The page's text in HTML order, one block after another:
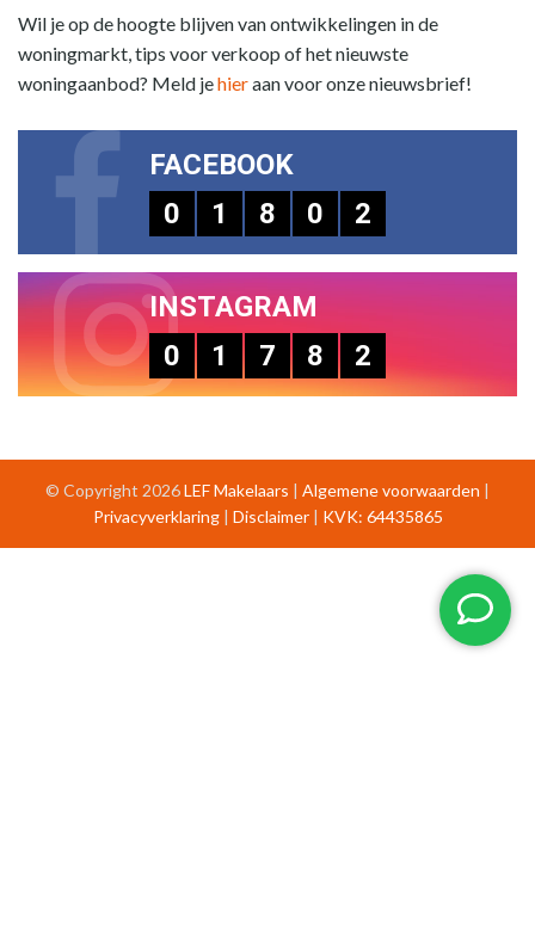
Wil je op de hoogte blijven van ontwikkelingen in de
woningmarkt, tips voor verkoop of het nieuwste
woningaanbod? Meld jehieraan voor onze nieuwsbrief!
FACEBOOK
0
1 8 0 2
INSTAGRAM
0
1 7 8 2
© Copyright 2026LEF Makelaars | Algemene voorwaarden |
Privacyverklaring| Disclaimer| KVK: 64435865